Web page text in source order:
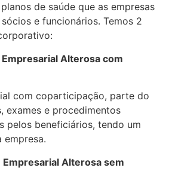
de saúde que as empresas
e funcionários. Temos 2
Empresarial Alterosa com
com coparticipação, parte do
exames e procedimentos
pelos beneficiários, tendo um
empresa.
Empresarial Alterosa sem